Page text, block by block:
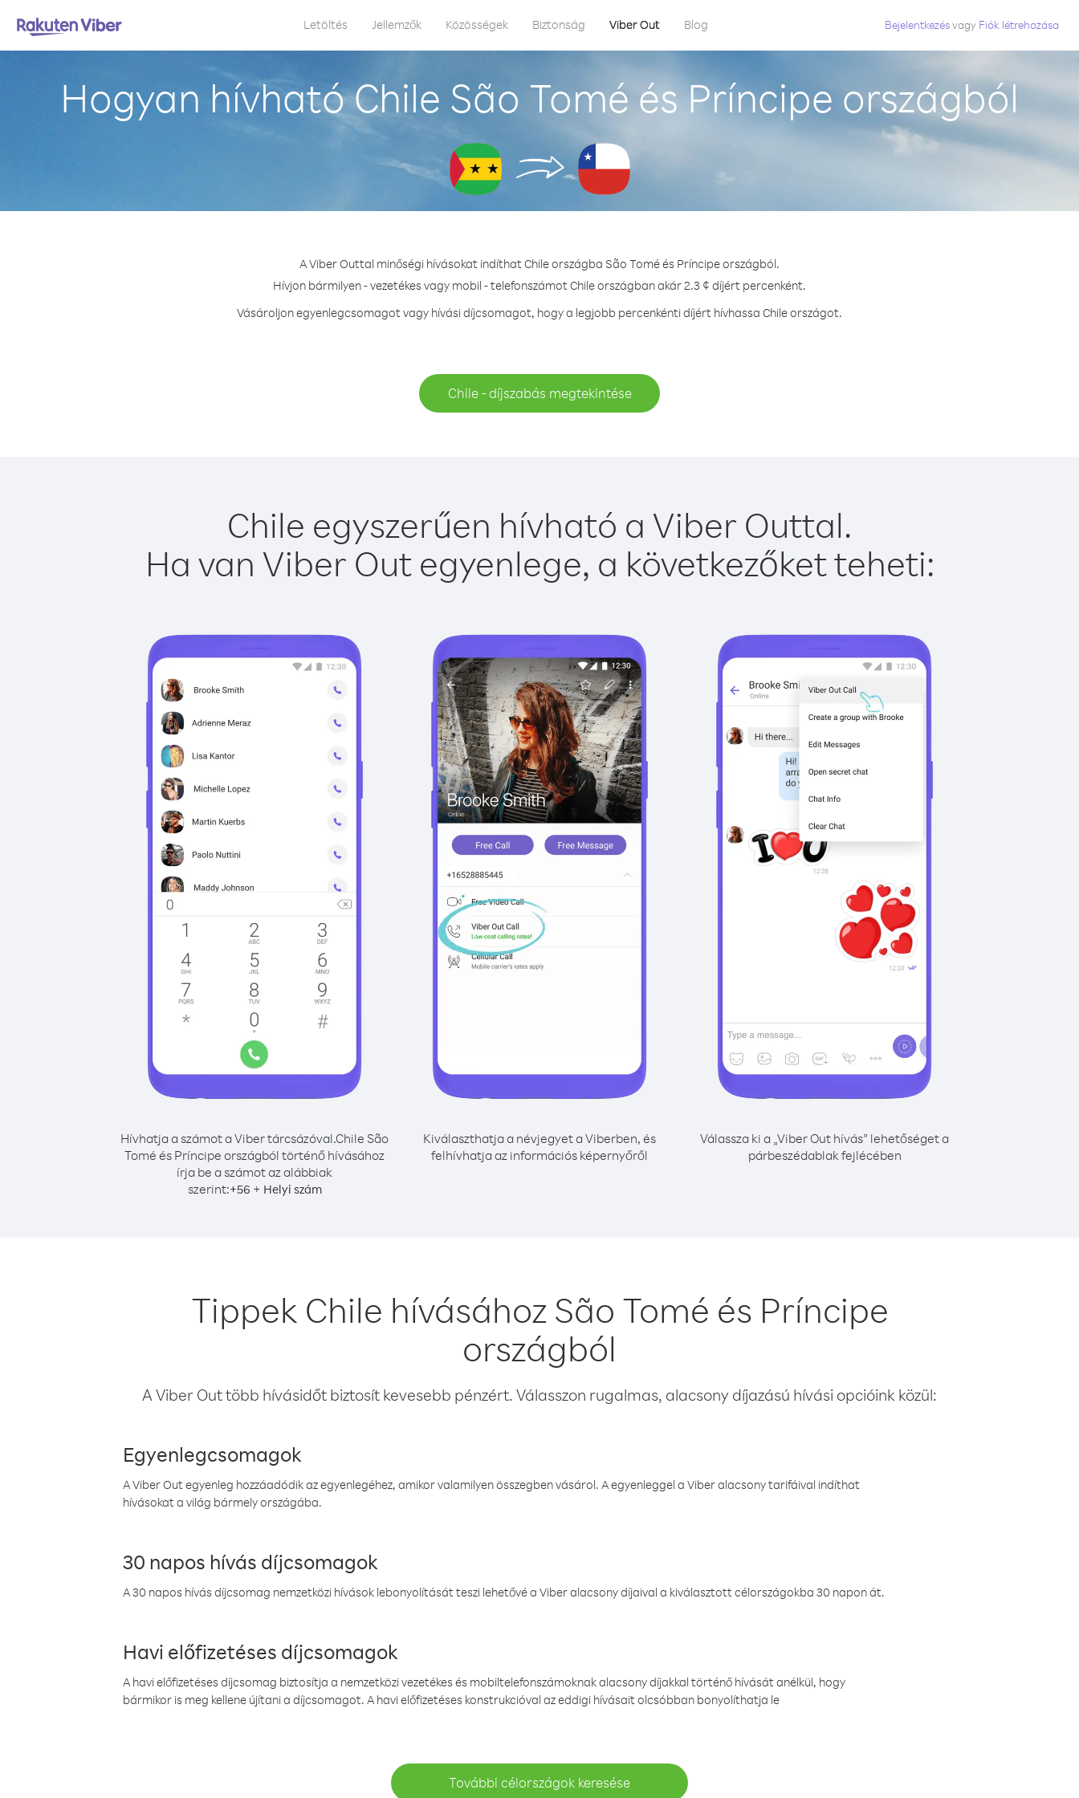
Letöltés Jellemzők Közösségek Biztonság Viber Out Blog Bejelentkezésvagy Fiók létrehozása
Hogyan hívható Chile São Tomé és Príncipe országból
A Viber Outtal minőségi hívásokat indíthat Chile országba São Tomé és Príncipe országból.
Hívjon bármilyen - vezetékes vagy mobil - telefonszámot Chile országban akár 2.3 ¢ díjért percenként.
Vásároljon egyenlegcsomagot vagy hívási díjcsomagot, hogy a legjobb percenkénti díjért hívhassa Chile országot.
Chile - díjszabás megtekintése
Chile egyszerűen hívható a Viber Outtal.
Ha van Viber Out egyenlege, a következőket teheti:
Hívhatja a számot a Viber tárcsázóval.Chile São
Tomé és Príncipe országból történő hívásához
írja be a számot az alábbiak
szerint:+56 + Helyi szám
Kiválaszthatja a névjegyet a Viberben, és
felhívhatja az információs képernyőről
Válassza ki a „Viber Out hívás” lehetőséget a
párbeszédablak fejlécében
Tippek Chile hívásához São Tomé és Príncipe
országból
A Viber Out több hívásidőt biztosít kevesebb pénzért. Válasszon rugalmas, alacsony díjazású hívási opcióink közül:
Egyenlegcsomagok
A Viber Out egyenleg hozzáadódik az egyenlegéhez, amikor valamilyen összegben vásárol. A egyenleggel a Viber alacsony tarifáival indíthat
hívásokat a világ bármely országába.
30 napos hívás díjcsomagok
A 30 napos hívás díjcsomag nemzetközi hívások lebonyolítását teszi lehetővé a Viber alacsony díjaival a kiválasztott célországokba 30 napon át.
Havi előfizetéses díjcsomagok
A havi előfizetéses díjcsomag biztosítja a nemzetközi vezetékes és mobiltelefonszámoknak alacsony díjakkal történő hívását anélkül, hogy
bármikor is meg kellene újítani a díjcsomagot. A havi előfizetéses konstrukcióval az eddigi hívásait olcsóbban bonyolíthatja le
További célországok keresése